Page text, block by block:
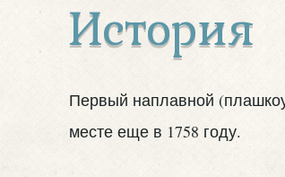
История
Первый наплавной
месте еще в 1758 году.